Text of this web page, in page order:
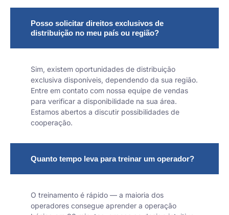
Posso solicitar direitos exclusivos de
distribuição no meu país ou região?
Sim, existem oportunidades de distribuição
exclusiva disponíveis, dependendo da sua região.
Entre em contato com nossa equipe de vendas
para verificar a disponibilidade na sua área.
Estamos abertos a discutir possibilidades de
cooperação.
Quanto tempo leva para treinar um operador?
O treinamento é rápido — a maioria dos
operadores consegue aprender a operação